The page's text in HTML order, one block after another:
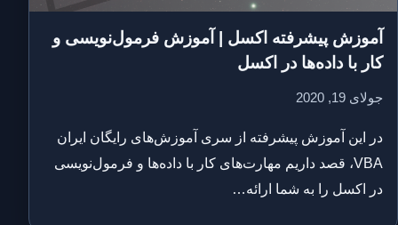
آموزش پیشرفته اکسل | آموزش فرمول‌نویسی و
کار با داده‌ها در اکسل
جولای 19, 2020
در این آموزش پیشرفته از سری آموزش‌های رایگان ایران
VBA، قصد داریم مهارت‌های کار با داده‌ها و فرمول‌نویسی
در اکسل را به شما ارائه…